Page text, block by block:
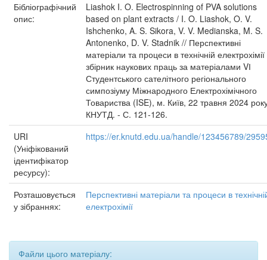
Бібліографічний
опис:
Liashok I. O. Electrospinning of PVA solutions
based on plant extracts / I. O. Liashok, O. V.
Ishchenko, A. S. Sikora, V. V. Medianska, M. S.
Antonenko, D. V. Stadnik // Перспективні
матеріали та процеси в технічній
збірник наукових праць за матеріалами VІ
Студентського сателітного регіонального
симпозіуму Міжнародного Електрохімічного
Товариства (ISE), м. Київ, 22 травня 2024
КНУТД. - С. 121-126.
URI
(Уніфікований
ідентифікатор
ресурсу):
https://er.knutd.edu.ua/handle/123456789/
Розташовується
у зібраннях:
Перспективні матеріали та процеси в
електрохімії
Файли цього матеріалу: